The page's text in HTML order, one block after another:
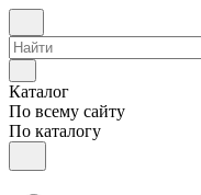
Каталог
По всему сайту
По каталогу